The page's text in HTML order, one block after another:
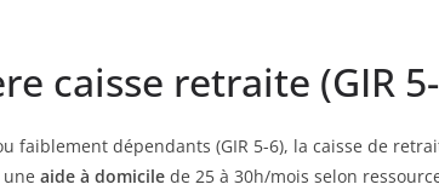
caisse retraite (GIR
faiblement dépendants (GIR 5-6), la caisse de
une aide à domicile de 25 à 30h/mois selon